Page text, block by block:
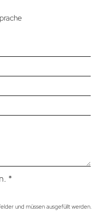
*
und müssen ausgefüllt werden.